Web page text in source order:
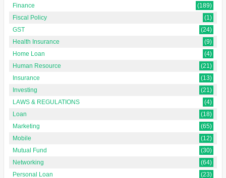
Finance
(189)
Fiscal Policy
(1)
GST
(24)
Health Insurance
(9)
Home Loan
(4)
Human Resource
(21)
Insurance
(13)
Investing
(21)
LAWS & REGULATIONS
(4)
Loan
(18)
Marketing
(65)
Mobile
(12)
Mutual Fund
(30)
Networking
(64)
Personal Loan
(23)